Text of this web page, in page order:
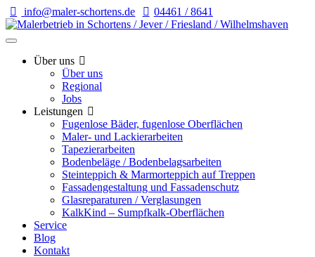
info@maler-schortens.de 04461 / 8641
Über uns
Über uns
Regional
Jobs
Leistungen
Fugenlose Bäder, fugenlose Oberflächen
Maler- und Lackierarbeiten
Tapezierarbeiten
Bodenbeläge / Bodenbelagsarbeiten
Steinteppich & Marmorteppich auf Treppen
Fassadengestaltung und Fassadenschutz
Glasreparaturen / Verglasungen
KalkKind – Sumpfkalk-Oberflächen
Service
Blog
Kontakt